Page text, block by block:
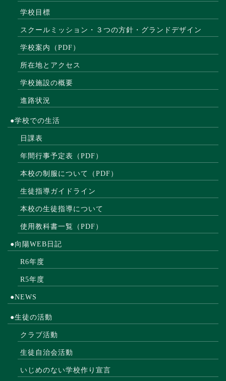
学校目標
スクールミッション・３つの方針・グランドデザイン
学校案内（PDF）
所在地とアクセス
学校施設の概要
進路状況
●学校での生活
日課表
年間行事予定表（PDF）
本校の制服について（PDF）
生徒指導ガイドライン
本校の生徒指導について
使用教科書一覧（PDF）
●向陽WEB日記
R6年度
R5年度
●NEWS
●生徒の活動
クラブ活動
生徒自治会活動
いじめのない学校作り宣言